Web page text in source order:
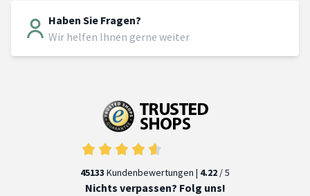
Haben Sie Fragen?
Wir helfen Ihnen gerne weiter
45133 Kundenbewertungen | 4.22 / 5
Nichts verpassen? Folg uns!